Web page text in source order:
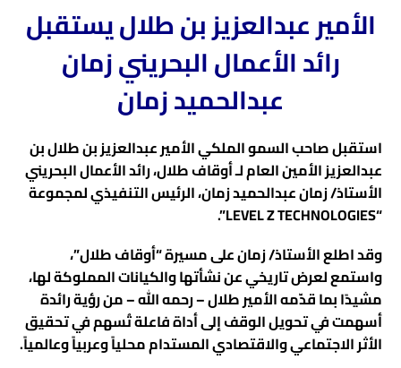
الأمير عبدالعزيز بن طلال يستقبل
رائد الأعمال البحريني زمان
عبدالحميد زمان
استقبل صاحب السمو الملكي الأمير عبدالعزيز بن طلال بن
عبدالعزيز الأمين العام لـ أوقاف طلال، رائد الأعمال البحريني
الأستاذ/ زمان عبدالحميد زمان، الرئيس التنفيذي لمجموعة
“LEVEL Z TECHNOLOGIES”.
وقد اطلع الأستاذ/ زمان على مسيرة “أوقاف طلال”،
واستمع لعرض تاريخي عن نشأتها والكيانات المملوكة لها،
مشيدًا بما قدّمه الأمير طلال – رحمه الله – من رؤية رائدة
أسهمت في تحويل الوقف إلى أداة فاعلة تُسهم في تحقيق
الأثر الاجتماعي والاقتصادي المستدام محلياً وعربياً وعالمياً.